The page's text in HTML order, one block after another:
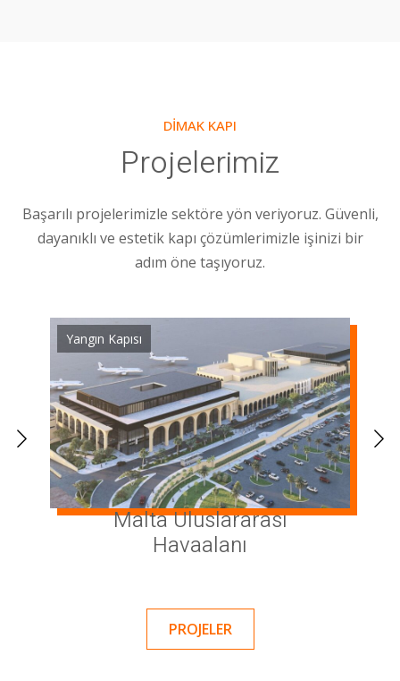
DIMAK KAPI
Projelerimiz
Başarılı projelerimizle sektöre yön veriyoruz. Güvenli,
dayanıklı ve estetik kapı çözümlerimizle işinizi bir
adım öne taşıyoruz.
Yangın Kapısı
Malta Uluslararası
Havaalanı
PROJELER